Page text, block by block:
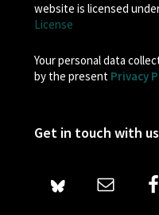
website is licensed
License
Your personal data
by the present Privacy
Get in touch with us